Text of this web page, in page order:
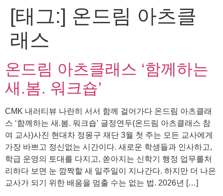
너
기
[태그:] 온드림 아츠클
래스
온드림 아츠클래스 ‘함께하는
새.봄. 워크숍’
CMK 내러티뷰 나란히 서서 함께 걸어가다 온드림 아츠클래
스 ‘함께하는 새.봄. 워크숍’ 글정연두(온드림 아츠클래스 참
여 교사)사진 현대차 정몽구 재단 3월 첫 주는 모든 교사에게
가장 바쁘고 정신없는 시간이다. 새로운 학생들과 인사하고,
학급 운영의 토대를 다지고, 쏟아지는 신학기 행정 업무를처
리하다 보면 눈 깜짝할 새 일주일이 지나간다. 하지만 더 나은
교사가 되기 위한 배움을 멈출 수는 없는 법. 2026년 […]